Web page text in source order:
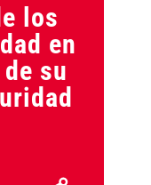
los
en
su